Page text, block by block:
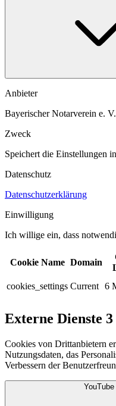
Anbieter
Bayerischer Notarverein e. V.
Zweck
Speichert die Einstellungen
Datenschutz
Datenschutzerklärung
Einwilligung
Ich willige ein, dass
Cookie Name Domain
cookies_settings Current 6
Externe Dienste 3
Cookies von Drittanbietern
Nutzungsdaten, das
Verbessern der
YouTube